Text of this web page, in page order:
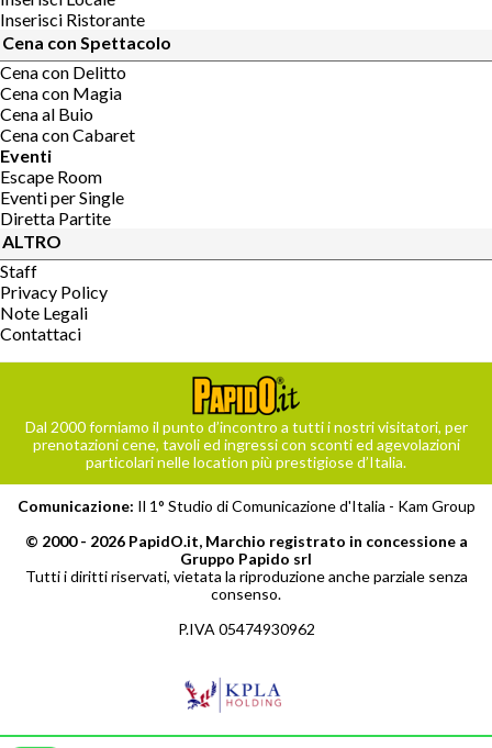
Inserisci Ristorante
Cena con Spettacolo
Cena con Delitto
Cena con Magia
Cena al Buio
Cena con Cabaret
Eventi
Escape Room
Eventi per Single
Diretta Partite
ALTRO
Staff
Privacy Policy
Note Legali
Contattaci
Dal 2000 forniamo il punto d’incontro a tutti i nostri visitatori, per
prenotazioni cene, tavoli ed ingressi con sconti ed agevolazioni
particolari nelle location più prestigiose d’Italia.
Comunicazione: Il 1° Studio di Comunicazione d'Italia - Kam Group
© 2000 - 2026 PapidO.it, Marchio registrato in concessione a
Gruppo Papido srl
Tutti i diritti riservati, vietata la riproduzione anche parziale senza
consenso.
P.IVA 05474930962